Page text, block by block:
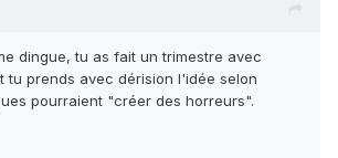
dingue, tu as fait un trimestre avec
tu prends avec dérision l'idée selon
pourraient "créer des horreurs".